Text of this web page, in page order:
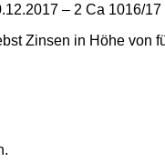
– 2 Ca 1016/17
in Höhe von